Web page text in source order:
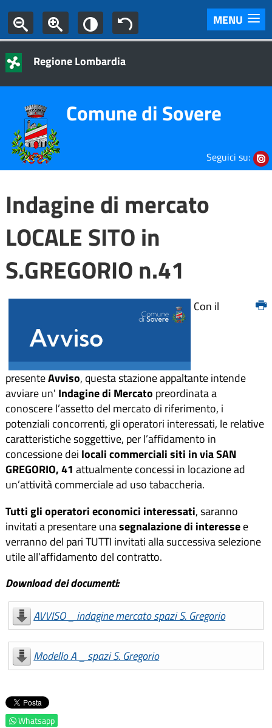
MENU
Regione Lombardia
Comune di Sovere
Seguici su:
Indagine di mercato
LOCALE SITO in
S.GREGORIO n.41
Con il
presenteAvviso, questa stazione appaltante intende
avviare un' Indagine di Mercato preordinata a
conoscere l’assetto del mercato di riferimento, i
potenziali concorrenti, gli operatori interessati, le relative
caratteristiche soggettive, per l’affidamento in
concessione dei locali commerciali siti in via SAN
GREGORIO, 41 attualmente concessi in locazione ad
un’attività commerciale ad uso tabaccheria.
Tutti gli operatori economici interessati, saranno
invitati a presentare unasegnalazione di interessee
verranno del pari TUTTI invitati alla successiva selezione
utile all’affidamento del contratto.
Download dei documenti:
AVVISO _ indagine mercato spazi S. Gregorio
Modello A _ spazi S. Gregorio
Whatsapp